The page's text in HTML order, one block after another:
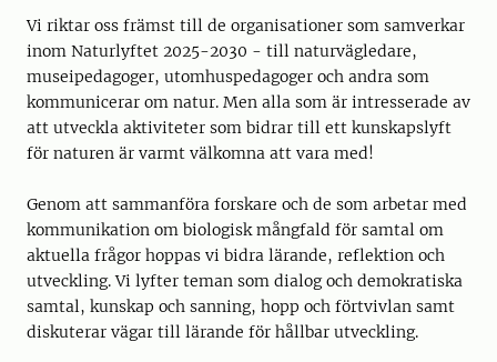
Vi riktar oss främst till de organisationer som samverkar
inom Naturlyftet 2025-2030 - till naturvägledare,
museipedagoger, utomhuspedagoger och andra som
kommunicerar om natur. Men alla som är intresserade av
att utveckla aktiviteter som bidrar till ett kunskapslyft
för naturen är varmt välkomna att vara med!
Genom att sammanföra forskare och de som arbetar med
kommunikation om biologisk mångfald för samtal om
aktuella frågor hoppas vi bidra lärande, reflektion och
utveckling. Vi lyfter teman som dialog och demokratiska
samtal, kunskap och sanning, hopp och förtvivlan samt
diskuterar vägar till lärande för hållbar utveckling.